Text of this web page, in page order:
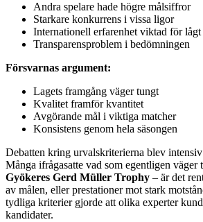
Andra spelare hade högre målsiffror
Starkare konkurrens i vissa ligor
Internationell erfarenhet viktad för lågt
Transparensproblem i bedömningen
Försvarnas argument:
Lagets framgång väger tungt
Kvalitet framför kvantitet
Avgörande mål i viktiga matcher
Konsistens genom hela säsongen
Debatten kring urvalskriterierna blev
Många ifrågasatte vad som egentligen väger
Gyökeres Gerd Müller Trophy – är det
av målen, eller prestationer mot stark
tydliga kriterier gjorde att olika experter
kandidater.